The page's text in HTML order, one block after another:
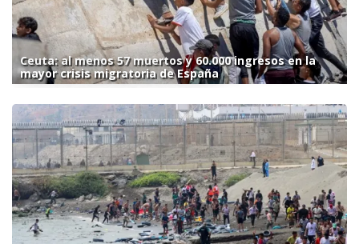
Ceuta: al menos 57 muertos y 60.000 ingresos en la
mayor crisis migratoria de España